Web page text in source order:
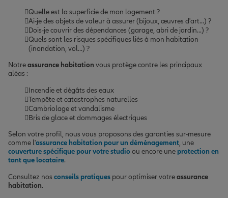
Quelle est la superficie de mon logement ?
Ai-je des objets de valeur à assurer (bijoux, œuvres d'art...) ?
Dois-je couvrir des dépendances (garage, abri de jardin...) ?
Quels sont les risques spécifiques liés à mon habitation
(inondation, vol...) ?
Notreassurance habitation vous protège contre les principaux
aléas :
Incendie et dégâts des eaux
Tempête et catastrophes naturelles
Cambriolage et vandalisme
Bris de glace et dommages électriques
Selon votre profil, nous vous proposons des garanties sur-mesure
comme l'assurance habitation pour un déménagement, une
couverture spécifique pour votre studioou encore une protection en
tant que locataire.
Consultez nos conseils pratiques pour optimiser votreassurance
habitation.